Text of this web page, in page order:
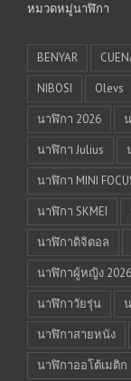
หมวดหมู่นาฬิกา
BENYAR
NIBOSI
Olevs
นาฬิกา 2026
นาฬิกา Julius
นาฬิกา MINI
นาฬิกา SKMEI
นาฬิกาดิจิตอล
นาฬิกาผู้หญิง 2026
นาฬิกาวัยรุ่น
นาฬิกาสายหนัง
นาฬิกาออโต้เมติก